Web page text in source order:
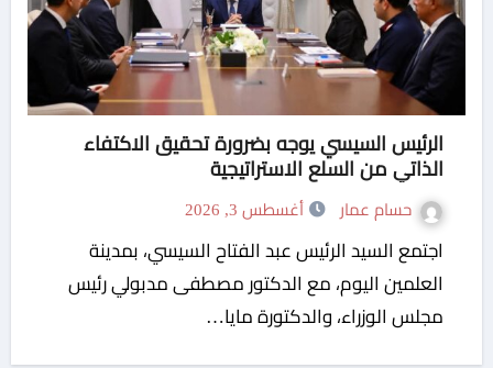
الرئيس السيسي يوجه بضرورة تحقيق الاكتفاء
الذاتي من السلع الاستراتيجية
حسام عمار أغسطس 3, 2026
اجتمع السيد الرئيس عبد الفتاح السيسي، بمدينة
العلمين اليوم، مع الدكتور مصطفى مدبولي رئيس
مجلس الوزراء، والدكتورة مايا…